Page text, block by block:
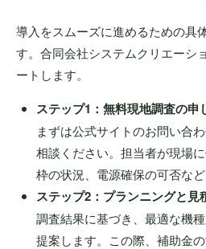
導入をスムーズに進めるための具
す。合同会社システムクリエーシ
ートします。
ステップ1：無料現地調査の申
まずは公式サイトのお問い合
相談ください。担当者が現場に
枠の状況、電源確保の可否など
ステップ2：プランニングと見
調査結果に基づき、最適な機
提案します。この際、補助金